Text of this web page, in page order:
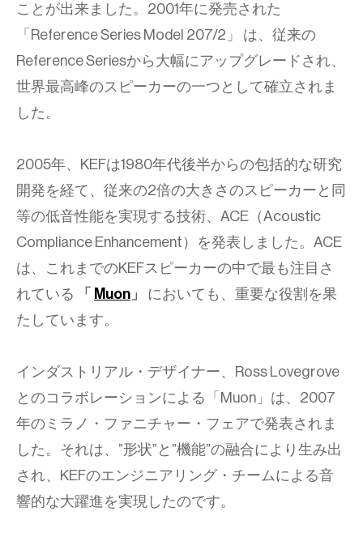
ことが出来ました。2001年に発売された
「Reference Series Model 207/2」 は、従来の
Reference Seriesから大幅にアップグレードされ、
世界最高峰のスピーカーの一つとして確立されま
した。
2005年、KEFは1980年代後半からの包括的な研究
開発を経て、従来の2倍の大きさのスピーカーと同
等の低音性能を実現する技術、ACE（Acoustic
Compliance Enhancement）を発表しました。ACE
は、これまでのKEFスピーカーの中で最も注目さ
れている
「 Muon 」
においても、重要な役割を果
たしています。
インダストリアル・デザイナー、Ross Lovegrove
とのコラボレーションによる「Muon」は、2007
年のミラノ・ファニチャー・フェアで発表されま
した。それは、”形状”と”機能”の融合により生み出
され、KEFのエンジニアリング・チームによる音
響的な大躍進を実現したのです。